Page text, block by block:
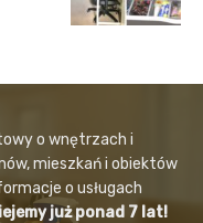
o wnętrzach i
mieszkań i obiektów
o usługach
już ponad 7 lat!